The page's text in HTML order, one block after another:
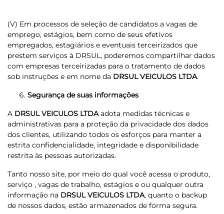
(V) Em processos de seleção de candidatos a vagas de
emprego, estágios, bem como de seus efetivos
empregados, estagiários e eventuais terceirizados que
prestem serviços à DRSUL, poderemos compartilhar dados
com empresas terceirizadas para o tratamento de dados
sob instruções e em nome da DRSUL VEICULOS LTDA.
Segurança de suas informações
A DRSUL VEICULOS LTDAadota medidas técnicas e
administrativas para a proteção da privacidade dos dados
dos clientes, utilizando todos os esforços para manter a
estrita confidencialidade, integridade e disponibilidade
restrita às pessoas autorizadas.
Tanto nosso site, por meio do qual você acessa o produto,
serviço , vagas de trabalho, estágios e ou qualquer outra
informação na DRSUL VEICULOS LTDA, quanto o backup
de nossos dados, estão armazenados de forma segura.